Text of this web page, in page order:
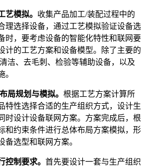
艺模拟。 收集产品加工/装配过程中的
理选择设备，通过工艺模拟验证设备选
时，要考虑设备的智能化特性和联网要
计的工艺方案和设备模型。除了主要的
洁、去毛刺、检验等辅助设备，以及
。
局规划与模拟。 根据工艺方案计算所
特性选择合适的生产组织方式，设计生
时设计设备联网方案。方案完成后，根
和约束条件进行总体布局方案模拟，形
备选型和联网方案。
控制要求。 首先要设计一套与生产组织